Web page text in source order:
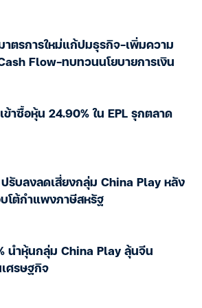
าตรการใหม่แก้ปมธุรกิจ-เพิ่มความ
Flow-ทบทวนนโยบายการเงิน
ข้าซื้อหุ้น 24.90% ใน EPL รุกตลาด
ปรับลงลดเสี่ยงกลุ่ม China Play หลัง
โต้กำแพงภาษีสหรัฐ
นำหุ้นกลุ่ม China Play ลุ้นจีน
ศรษฐกิจ